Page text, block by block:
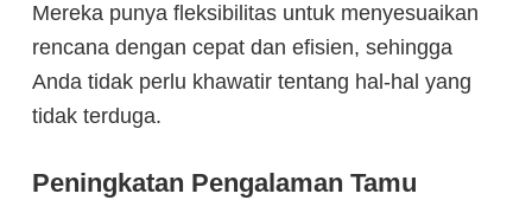
Mereka punya fleksibilitas untuk menyesuaikan
rencana dengan cepat dan efisien, sehingga
Anda tidak perlu khawatir tentang hal-hal yang
tidak terduga.
Peningkatan Pengalaman Tamu